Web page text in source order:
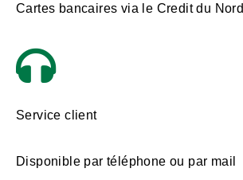
Cartes bancaires via le Credit du Nord
Service client
Disponible par téléphone ou par mail